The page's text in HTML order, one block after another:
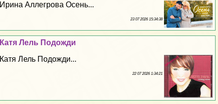
Ирина Аллегрова Осень...
23 07 2026 15:34:38
Катя Лель Подожди
Катя Лель Подожди...
22 07 2026 1:34:21